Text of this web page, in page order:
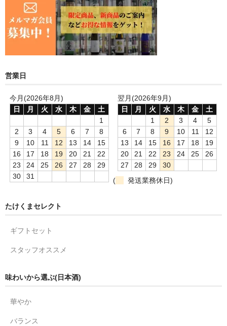
営業日
今月(2026年8月)
日
月 火 水 木 金
土
1
2
3 4 5 6 7
8
9
10 11 12 13 14
15
16
17 18 19 20 21
22
23
24 25 26 27 28
29
30
31
翌月(2026年9月)
日
月 火 水 木 金
土
1
2 3 4
5
6
7 8 9 10 11
12
13
14 15 16 17 18
19
20
21 22 23 24 25
26
27
28 29
30
(
発送業務休日)
たけくまセレクト
ギフトセット
スタッフオススメ
味わいから選ぶ(日本酒)
華やか
バランス